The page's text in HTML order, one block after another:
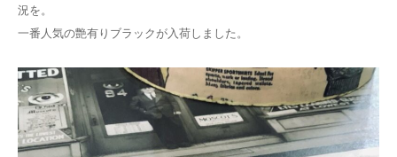
況を。
一番人気の艶有りブラックが入荷しました。